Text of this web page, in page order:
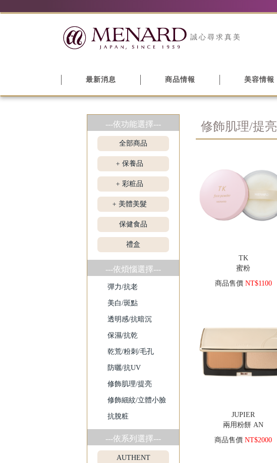
誠心尋求真美
最新消息 商品情報 美容情報
---依功能選擇---
全部商品
+ 保養品
+ 彩粧品
+ 美體美髮
保健食品
禮盒
---依煩惱選擇---
彈力/抗老
美白/斑點
透明感/抗暗沉
保濕/抗乾
乾荒/粉刺/毛孔
防曬/抗UV
修飾肌理/提亮
修飾細紋/立體小臉
抗脫粧
---依系列選擇---
AUTHENT
修飾肌理/提亮
TK
蜜粉
商品售價NT$1100
JUPIER
兩用粉餅 AN
商品售價NT$2000